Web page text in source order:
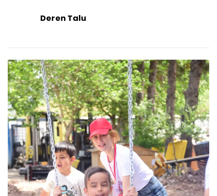
Deren Talu